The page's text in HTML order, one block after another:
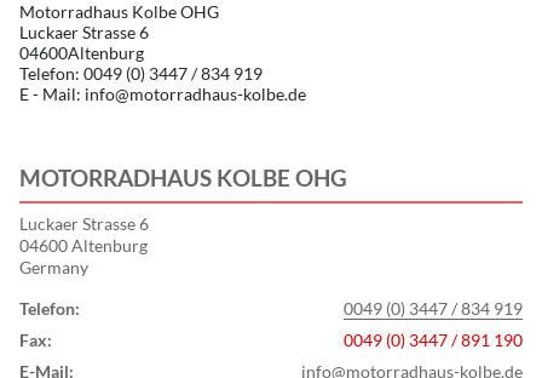
Motorradhaus Kolbe OHG
Luckaer Strasse 6
04600Altenburg
Telefon: 0049 (0) 3447 / 834 919
E - Mail: info@motorradhaus-kolbe.de
MOTORRADHAUS KOLBE OHG
Luckaer Strasse 6
04600 Altenburg
Germany
Telefon:
0049 (0) 3447 / 834 919
Fax:
0049 (0) 3447 / 891 190
E-Mail:
info@motorradhaus-kolbe.de